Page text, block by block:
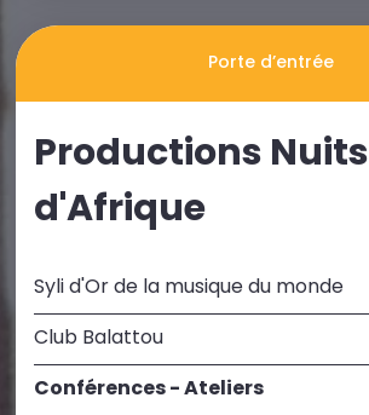
Porte d’entrée
Productions Nuits
d'Afrique
Syli d'Or de la musique du monde
Club Balattou
Conférences - Ateliers